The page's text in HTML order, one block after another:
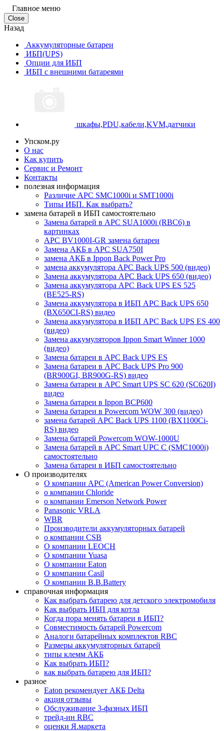
Главное меню
Close
Назад
Аккумуляторные батареи
ИБП(UPS)
Опции для ИБП
ИБП с внешними батареями
шкафы,PDU,кабели,KVM,датчики
Упском.ру
О нас
Как купить
Сервис и Ремонт
Контакты
полезная информация
Различие APC SMC1000i и SMT1000i
Типы ИБП. Как выбрать?
замена батарей в ИБП самостоятельно
Замена батарей в APC SUA1000i (RBC6) в
картинках
APC BV1000I-GR замена батареи
Замена АКБ в APC SUA750I
замена АКБ в Ippon Back Power Pro
замена аккумулятора APC Back UPS 500 (видео)
Замена аккумулятора APC Back UPS 650 (видео)
Замена аккумулятора APC Back UPS ES 525
(BE525-RS)
Замена аккумулятора в ИБП APC Back UPS 650
(BX650CI-RS) видео
Замена аккумулятора в ИБП APC Back UPS ES 400
(видео)
Замена аккумуляторов Ippon Smart Winner 1000
(видео)
Замена батареи в APC Back UPS ES
Замена батареи в APC Back UPS Pro 900
(BR900GI, BR900G-RS) видео
Замена батареи в APC Smart UPS SC 620 (SC620I)
видео
Замена батареи в Ippon BCP600
Замена батареи в Powercom WOW 300 (видео)
замена батарей APC Back UPS 1100 (BX1100Ci-
RS) видео
Замена батарей Powercom WOW-1000U
Замена батарей в APC Smart UPC С (SMC1000i)
самостоятельно
Замена батареи в ИБП самостоятельно
О производителях
О компании APC (American Power Conversion)
о компании Chloride
о компании Emerson Network Power
Panasonic VRLA
WBR
Производители аккумуляторных батарей
о компании CSB
О компании LEOCH
О компании Yuasa
О компании Eaton
О компании Casil
О компании B.B.Battery
справочная информация
Как выбрать батарею для детского электромобиля
Как выбрать ИБП для котла
Когда пора менять батареи в ИБП?
Совместимость батарей Powercom
Аналоги батарейных комплектов RBC
Размеры аккумуляторных батарей
типы клемм АКБ
Как выбрать ИБП?
как выбрать батарею для ИБП?
разное
Eaton рекомендует АКБ Delta
акция отзывы
Обслуживание 3-фазных ИБП
трейд-ин RBC
оценки Я.маркета